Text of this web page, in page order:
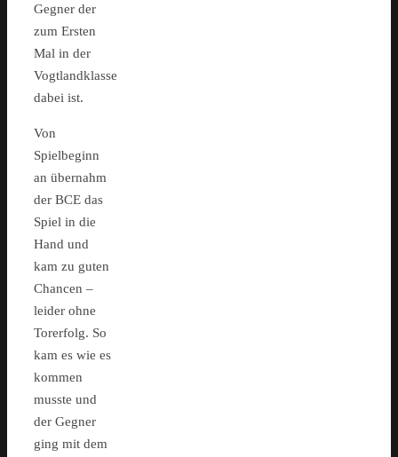
Gegner der
zum Ersten
Mal in der
Vogtlandklasse
dabei ist.
Von
Spielbeginn
an übernahm
der BCE das
Spiel in die
Hand und
kam zu guten
Chancen –
leider ohne
Torerfolg. So
kam es wie es
kommen
musste und
der Gegner
ging mit dem